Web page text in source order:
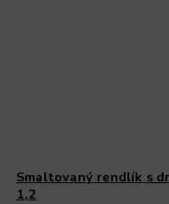
Smaltovaný rendlík s
1,2